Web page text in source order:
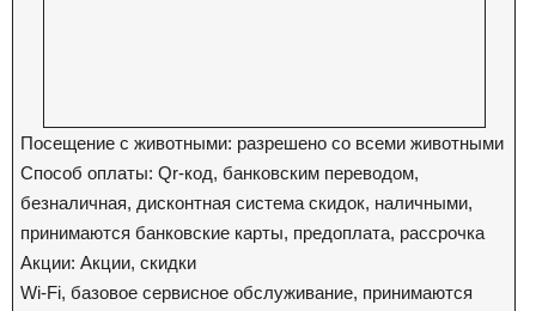
Посещение с животными: разрешено со всеми животными
Способ оплаты: Qr-код, банковским переводом,
безналичная, дисконтная система скидок, наличными,
принимаются банковские карты, предоплата, рассрочка
Акции: Акции, скидки
Wi-Fi, базовое сервисное обслуживание, принимаются